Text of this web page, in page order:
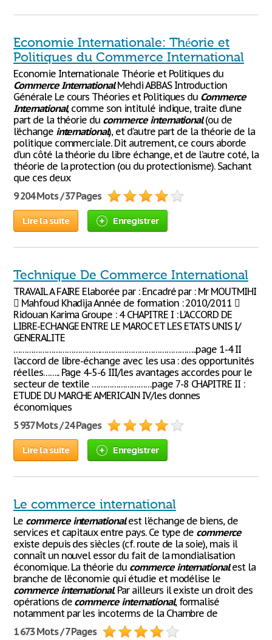
Economie Internationale: Théorie et
Politiques du Commerce International
Economie Internationale Théorie et Politiques du
Commerce InternationalMehdi ABBAS Introduction
Générale Le cours Théories et Politiques du Commerce
International, comme son intitulé indique, traite d’une
part de la théorie du commerce international(ou de
l’échange international), et d’autre part de la théorie de la
politique commerciale. Dit autrement, ce cours aborde
d’un côté la théorie du libre échange, et de l’autre coté, la
théorie de la protection (ou du protectionisme). Sachant
que ces deux
9 204 Mots / 37 Pages
Lire la suite Enregistrer
Technique De Commerce International
TRAVAIL A FAIRE Elaborée par : Encadré par : Mr MOUTMIHI
 Mahfoud Khadija Année de formation : 2010/2011 
Ridouan Karima Groupe : 4 CHAPITRE I : L'ACCORD DE
LIBRE-ECHANGE ENTRE LE MAROC ET LES ETATS UNIS I/
GENERALITE
………………………………………………………………………..page 1-4 II
l’accord de libre-échange avec les usa : des opportunités
réelles…….. Page 4-5-6 III/les avantages accordes pour le
secteur de textile ………………………page 7-8 CHAPITRE II :
ETUDE DU MARCHE AMERICAIN IV/les donnes
économiques
5 937 Mots / 24 Pages
Lire la suite Enregistrer
Le commerce international
Le commerce internationalest l'échange de biens, de
services et capitaux entre pays. Ce type de commerce
existe depuis des siècles (cf. route de la soie), mais il
connaît un nouvel essor du fait de la mondialisation
économique. La théorie du commerce internationalest la
branche de l'économie qui étudie et modélise le
commerce international. Par ailleurs il existe un droit des
opérations de commerce international, formalisé
notamment par les incoterms de la Chambre de
1 673 Mots / 7 Pages